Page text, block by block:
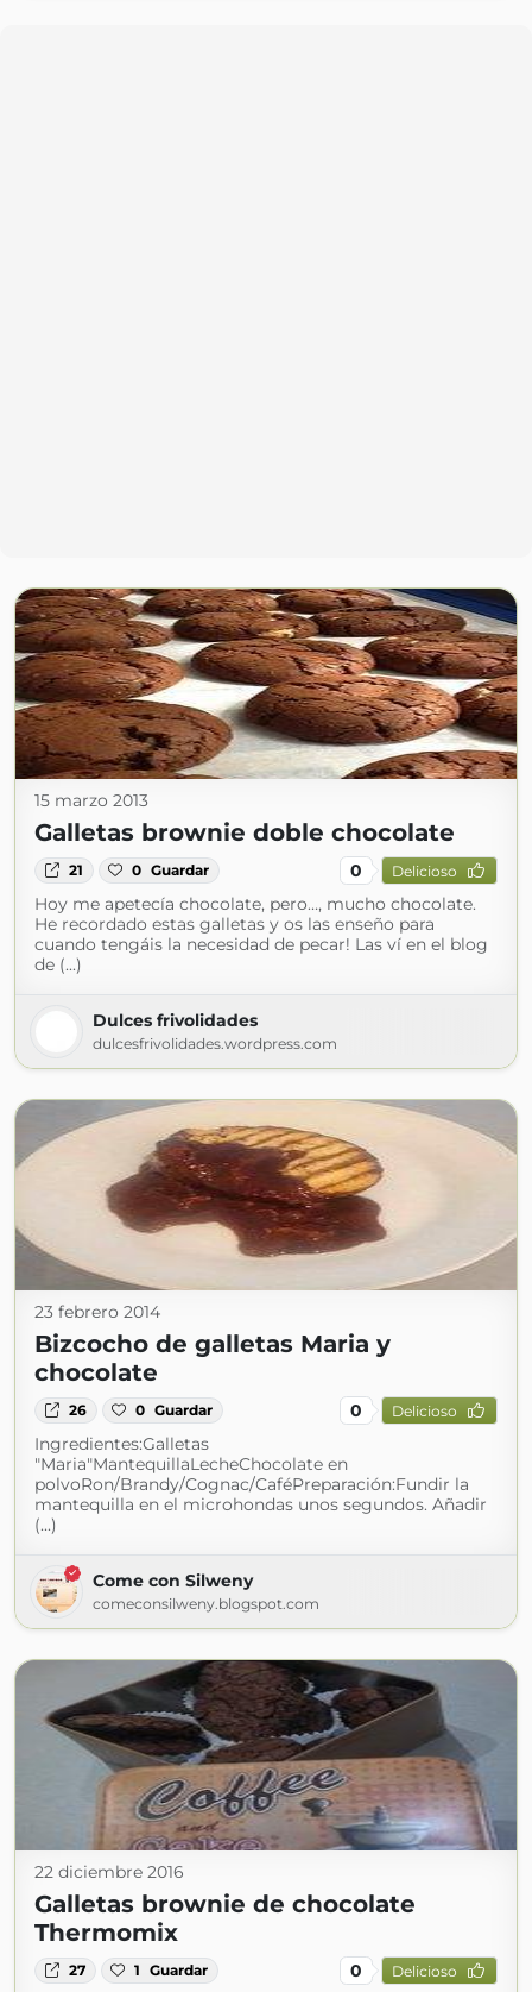
15 marzo 2013
Galletas brownie doble chocolate
21 0 Guardar 0 Delicioso
Hoy me apetecía chocolate, pero…, mucho chocolate.
He recordado estas galletas y os las enseño para
cuando tengáis la necesidad de pecar! Las ví en el blog
de (...)
Dulces frivolidades
dulcesfrivolidades.wordpress.com
23 febrero 2014
Bizcocho de galletas Maria y
chocolate
26 0 Guardar 0 Delicioso
Ingredientes:Galletas
"Maria"MantequillaLecheChocolate en
polvoRon/Brandy/Cognac/CaféPreparación:Fundir la
mantequilla en el microhondas unos segundos. Añadir
(...)
Come con Silweny
comeconsilweny.blogspot.com
22 diciembre 2016
Galletas brownie de chocolate
Thermomix
27 1 Guardar 0 Delicioso